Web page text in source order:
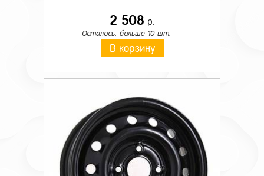
2 508 р.
Осталось: больше 10 шт.
В корзину